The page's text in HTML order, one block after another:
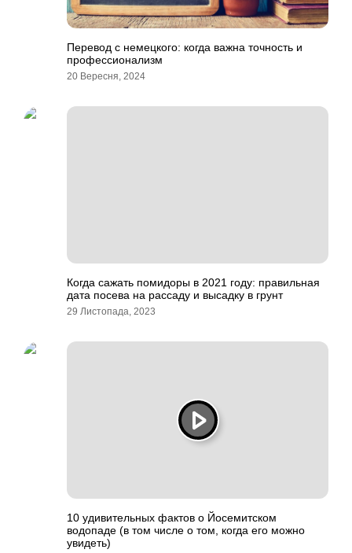
Перевод с немецкого: когда важна точность и
профессионализм
20 Вересня, 2024
Когда сажать помидоры в 2021 году: правильная
дата посева на рассаду и высадку в грунт
29 Листопада, 2023
10 удивительных фактов о Йосемитском
водопаде (в том числе о том, когда его можно
увидеть)